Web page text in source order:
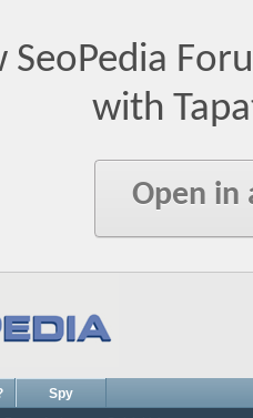
SeoPedia
with
Open in
Spy